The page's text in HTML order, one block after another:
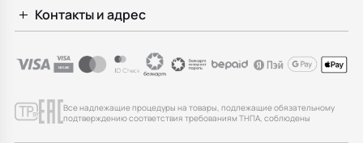
Контакты и адрес
Все надлежащие процедуры на товары, подлежащие обязательному
подтверждению соответствия требованиям ТНПА, соблюдены